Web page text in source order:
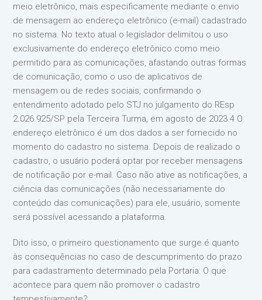
meio eletrônico, mais especificamente mediante o envio
de mensagem ao endereço eletrônico (e-mail) cadastrado
no sistema. No texto atual o legislador delimitou o uso
exclusivamente do endereço eletrônico como meio
permitido para as comunicações, afastando outras formas
de comunicação, como o uso de aplicativos de
mensagem ou de redes sociais, confirmando o
entendimento adotado pelo STJ no julgamento do REsp
2.026.925/SP pela Terceira Turma, em agosto de 2023.4 O
endereço eletrônico é um dos dados a ser fornecido no
momento do cadastro no sistema. Depois de realizado o
cadastro, o usuário poderá optar por receber mensagens
de notificação por e-mail. Caso não ative as notificações, a
ciência das comunicações (não necessariamente do
conteúdo das comunicações) para ele, usuário, somente
será possível acessando a plataforma.
Dito isso, o primeiro questionamento que surge é quanto
às consequências no caso de descumprimento do prazo
para cadastramento determinado pela Portaria: O que
acontece para quem não promover o cadastro